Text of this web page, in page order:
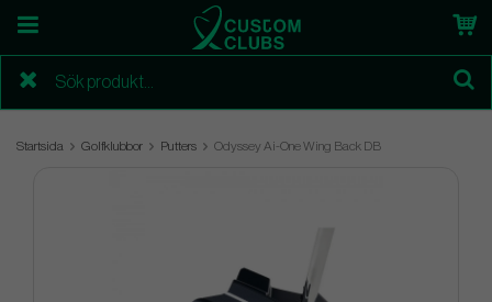
Startsida Golfklubbor Putters Odyssey Ai-One Wing Back DB